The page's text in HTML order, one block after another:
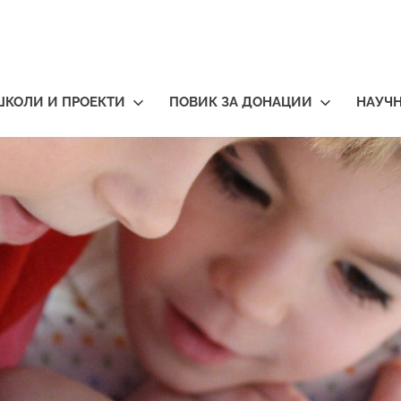
И ПРОЕКТИ ПОВИК ЗА ДОНАЦИИ